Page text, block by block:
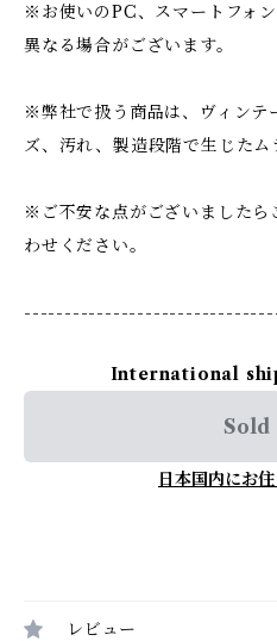
※お使いのPC、スマートフォ
異なる場合がございます。
※弊社で扱う商品は、ヴィンテ
ズ、汚れ、製造段階で生じたム
※ご不安な点がございましたら
わせください。
International
Sold
日本国内にお
レビュー